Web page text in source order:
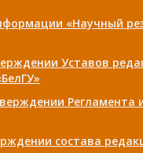
«Научный
Уставов
состава